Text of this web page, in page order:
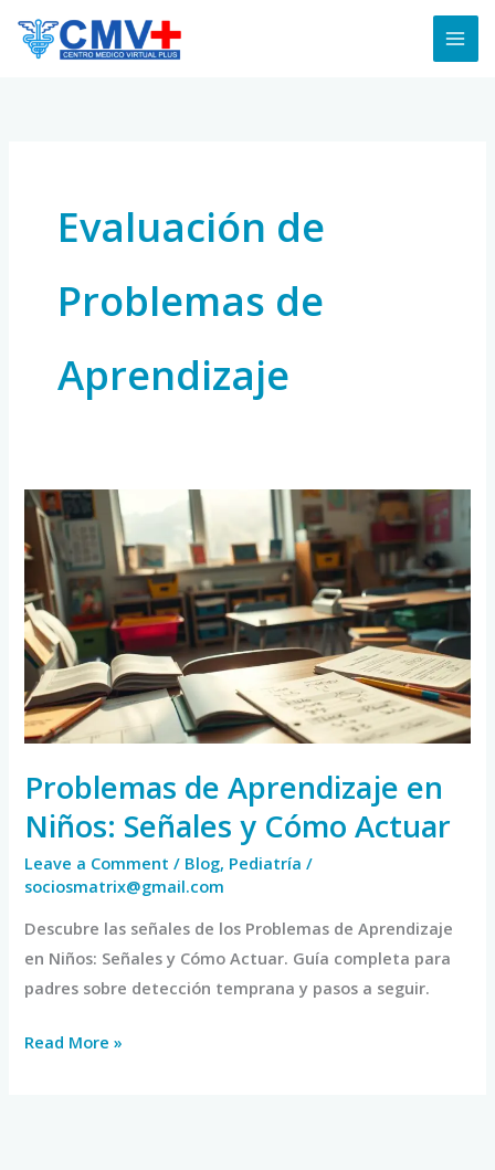
Evaluación de
Problemas de
Aprendizaje
Problemas de Aprendizaje en
Niños: Señales y Cómo Actuar
Leave a Comment / Blog, Pediatría /
sociosmatrix@gmail.com
Descubre las señales de los Problemas de Aprendizaje
en Niños: Señales y Cómo Actuar. Guía completa para
padres sobre detección temprana y pasos a seguir.
Problemas
de
Aprendizaje
en
Niños:
Señales
Cómo
Actuar
Read More »